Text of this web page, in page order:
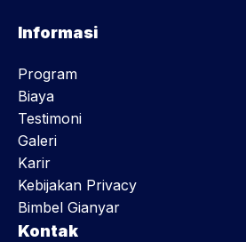
Informasi
Program
Biaya
Testimoni
Galeri
Karir
Kebijakan Privacy
Bimbel Gianyar
Kontak